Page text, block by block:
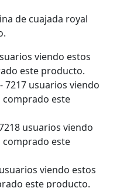
de cuajada royal
viendo estos
este producto.
- 7217 usuarios viendo
comprado este
usuarios viendo
comprado este
viendo estos
este producto.